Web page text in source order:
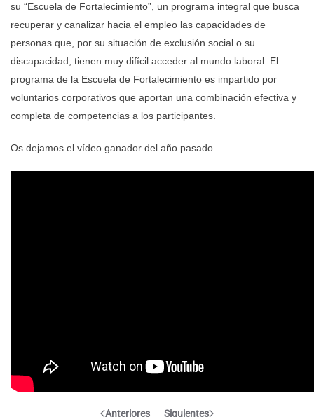
su “Escuela de Fortalecimiento”, un programa integral que busca
recuperar y canalizar hacia el empleo las capacidades de
personas que, por su situación de exclusión social o su
discapacidad, tienen muy difícil acceder al mundo laboral. El
programa de la Escuela de Fortalecimiento es impartido por
voluntarios corporativos que aportan una combinación efectiva y
completa de competencias a los participantes.
Os dejamos el vídeo ganador del año pasado.
Anteriores Siguientes